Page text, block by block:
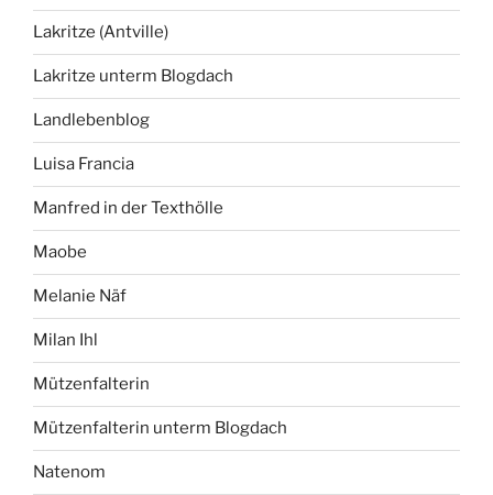
Lakritze (Antville)
Lakritze unterm Blogdach
Landlebenblog
Luisa Francia
Manfred in der Texthölle
Maobe
Melanie Näf
Milan Ihl
Mützenfalterin
Mützenfalterin unterm Blogdach
Natenom